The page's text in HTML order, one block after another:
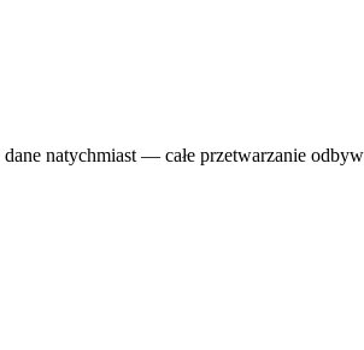
natychmiast — całe przetwarzanie